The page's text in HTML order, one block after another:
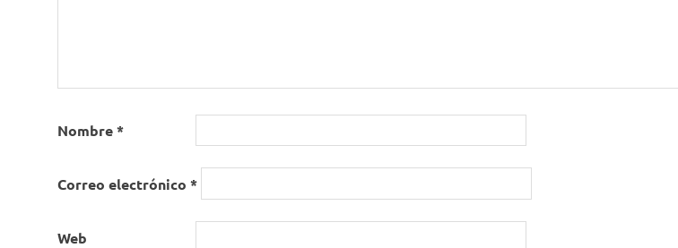
Nombre*
Correo electrónico *
Web